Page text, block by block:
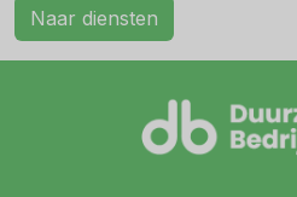
Naar diensten